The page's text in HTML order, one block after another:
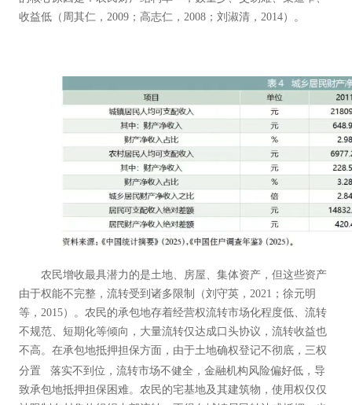
收益低（周其仁，2009；高志仁，2008；刘淑清，2014）。
农民增收最具潜力的是土地、房屋、集体资产，但这些资产
由于权能不完整，流转受到诸多限制（刘守英，2021；徐元明
等，2015）。农民的承包地存着经营权流转市场化程度低、流转
不规范、短期化等倾向，大量流转仅达成口头协议，流转收益也
不高。在承包地抵押担保方面，由于土地确权登记不彻底，三权
分置
落实不到位，流转市场不健全，金融机构风险偏好低，导
致承包地抵押担保困难。农民的宅基地及其建筑物，使用权仅仅